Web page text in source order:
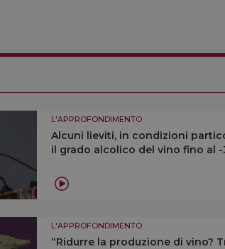
L'APPROFONDIMENTO
Alcuni lieviti, in condizioni
il grado alcolico del vino fino al -
L'APPROFONDIMENTO
“Ridurre la produzione di vino?